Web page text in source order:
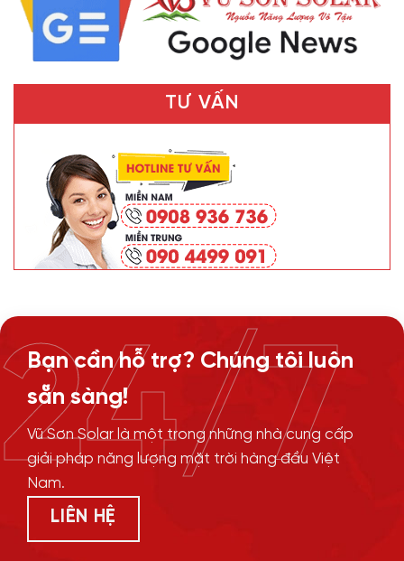
TƯ VẤN
Bạn cần hỗ trợ? Chúng tôi luôn
sẵn sàng!
Vũ Sơn Solar là một trong những nhà cung cấp
giải pháp năng lượng mặt trời hàng đầu Việt
Nam.
LIÊN HỆ
24/7